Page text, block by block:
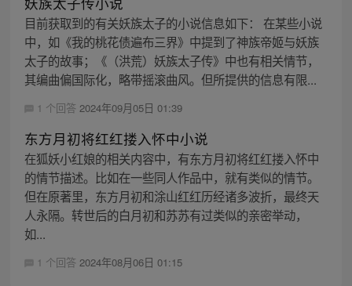
目前获取到的有关妖族太子的小说信息如下： 在某些小说
中，如《我的桃花债遍布三界》中提到了神族帝姬与妖族
太子的故事；《（洪荒）妖族太子传》中也有相关情节，
其编曲偏国际化，略带摇滚曲风。但所提供的信息有限...
1 个回答 2024年09月05日 01:39
东方月初将红红搂入怀中小说
在狐妖小红娘的相关内容中，有东方月初将红红搂入怀中
的情节描述。比如在一些同人作品中，就有类似的情节。
但在原著里，东方月初和涂山红红历经诸多波折，最终天
人永隔。转世后的白月初和苏苏有过类似的亲密举动，
如...
1 个回答 2024年08月06日 01:15